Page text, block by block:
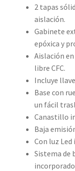
2 tapas
aislación.
Gabinete
epóxica y
Aislación
libre CFC.
Incluye
Base con
un fácil
Canastillo
Baja
Con luz
Sistema de